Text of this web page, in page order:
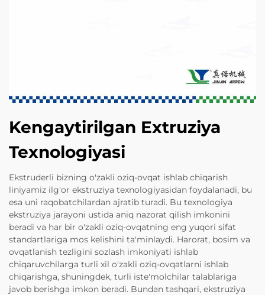
Kengaytirilgan Extruziya
Texnologiyasi
Ekstruderli bizning o'zakli oziq-ovqat ishlab chiqarish
liniyamiz ilg'or ekstruziya texnologiyasidan foydalanadi, bu
esa uni raqobatchilardan ajratib turadi. Bu texnologiya
ekstruziya jarayoni ustida aniq nazorat qilish imkonini
beradi va har bir o'zakli oziq-ovqatning eng yuqori sifat
standartlariga mos kelishini ta'minlaydi. Harorat, bosim va
ovqatlanish tezligini sozlash imkoniyati ishlab
chiqaruvchilarga turli xil o'zakli oziq-ovqatlarni ishlab
chiqarishga, shuningdek, turli iste'molchilar talablariga
javob berishga imkon beradi. Bundan tashqari, ekstruziya